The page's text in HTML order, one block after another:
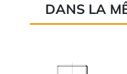
DANS LA